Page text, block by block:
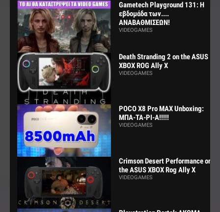
Gametech Playground 131: Η
εβδομάδα των....
ΑΝΑΒΑΘΜΙΣΕΩΝ!
VIDEOGAMES
Death Stranding 2 on the ASUS
XBOX ROG Ally X
VIDEOGAMES
POCO X8 Pro MAX Unboxing:
ΜΠΑ-ΤΑ-ΡΙ-Α!!!!!
VIDEOGAMES
Crimson Desert Performance on
the ASUS XBOX Rog Ally X
VIDEOGAMES